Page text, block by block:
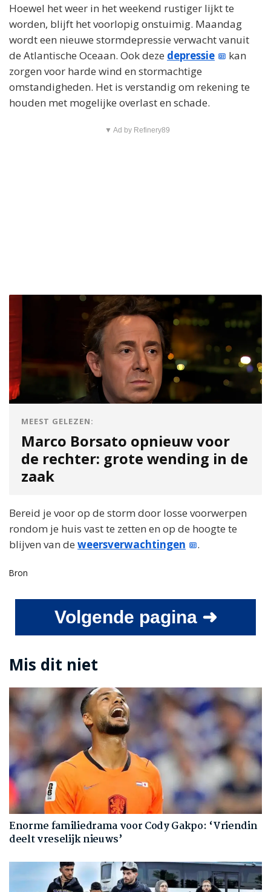
Hoewel het weer in het weekend rustiger lijkt te
worden, blijft het voorlopig onstuimig. Maandag
wordt een nieuwe stormdepressie verwacht vanuit
de Atlantische Oceaan. Ook deze depressie
kan
zorgen voor harde wind en stormachtige
omstandigheden. Het is verstandig om rekening te
houden met mogelijke overlast en schade.
▼ Ad by Refinery89
MEEST GELEZEN:
Marco Borsato opnieuw voor
de rechter: grote wending in de
zaak
Bereid je voor op de storm door losse voorwerpen
rondom je huis vast te zetten en op de hoogte te
blijven van de weersverwachtingen .
Bron
Volgende pagina ➜
Mis dit niet
Enorme familiedrama voor Cody Gakpo: ‘Vriendin
deelt vreselijk nieuws’